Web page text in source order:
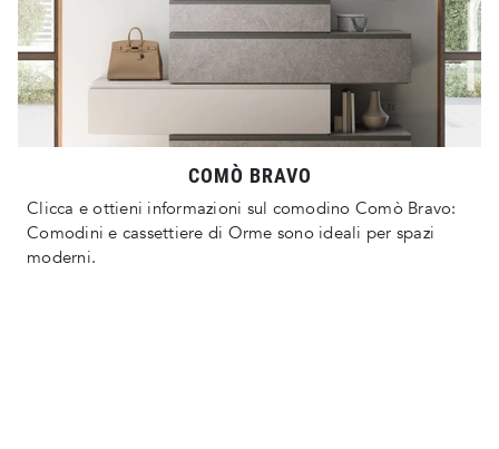
COMÒ BRAVO
Clicca e ottieni informazioni sul comodino Comò Bravo:
Comodini e cassettiere di Orme sono ideali per spazi
moderni.